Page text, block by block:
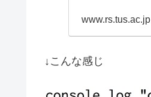
www.rs.tus.ac.jp
↓こんな感じ